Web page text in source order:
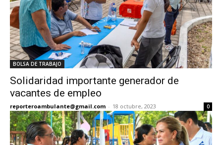
BOLSA DE TRABAJO
Solidaridad importante generador de
vacantes de empleo
reporteroambulante@gmail.com - 18 octubre, 2023 0